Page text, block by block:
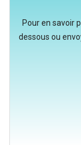
Pour en savoir
dessous ou